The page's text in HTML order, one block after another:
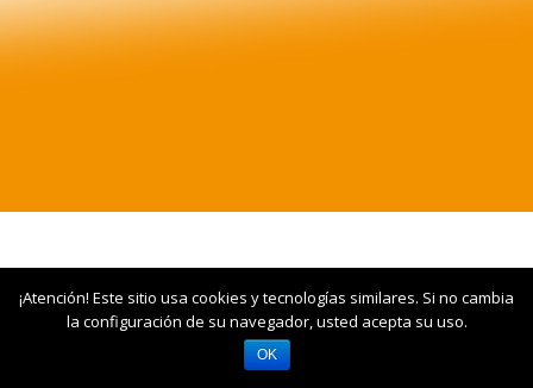
¡Atención! Este sitio usa cookies y tecnologías similares. Si no cambia
la configuración de su navegador, usted acepta su uso.
OK